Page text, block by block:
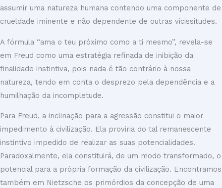
assumir uma natureza humana contendo uma componente de
crueldade iminente e não dependente de outras vicissitudes.
A fórmula “ama o teu próximo como a ti mesmo”, revela-se
em Freud como uma estratégia refinada de inibição da
finalidade instintiva, pois nada é tão contrário à nossa
natureza, tendo em conta o desprezo pela dependência e a
humilhação da incompletude.
Para Freud, a inclinação para a agressão constitui o maior
impedimento à civilização. Ela proviria do tal remanescente
instintivo impedido de realizar as suas potencialidades.
Paradoxalmente, ela constituirá, de um modo transformado, o
potencial para a própria formação da civilização. Encontramos
também em Nietzsche os primórdios da concepção de uma